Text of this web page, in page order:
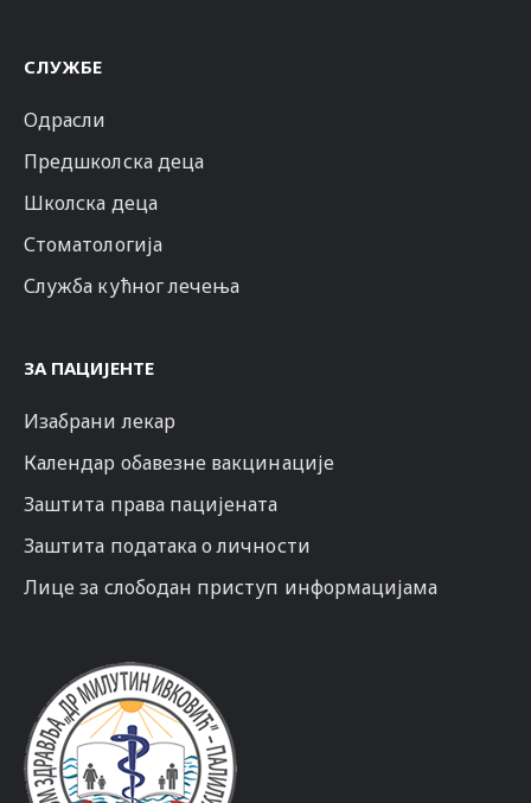
СЛУЖБЕ
Одрасли
Предшколска деца
Школска деца
Стоматологија
Служба кућног лечења
ЗА ПАЦИЈЕНТЕ
Изабрани лекар
Календар обавезне вакцинације
Заштита права пацијената
Заштита података о личности
Лице за слободан приступ информацијама